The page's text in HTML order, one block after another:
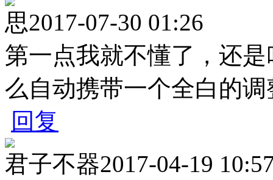
思2017-07-30 01:26
第一点我就不懂了，还
么自动携带一个全白的
回复
君子不器2017-04-19